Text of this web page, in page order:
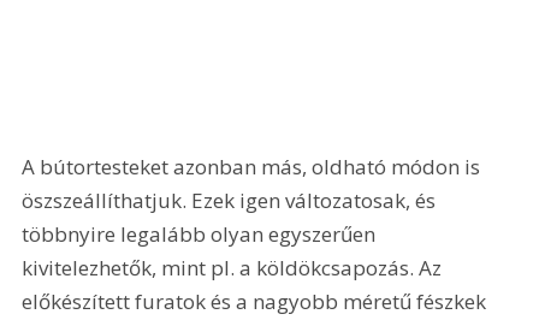
A bútortesteket azonban más, oldható módon is
öszszeállíthatjuk. Ezek igen változatosak, és
többnyire legalább olyan egyszerűen
kivitelezhetők, mint pl. a köldökcsapozás. Az
előkészített furatok és a nagyobb méretű fészkek